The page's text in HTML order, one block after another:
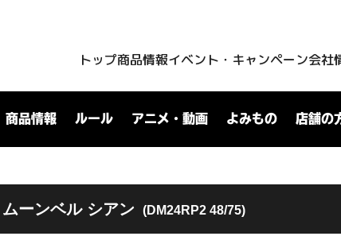
トップ商品情報イベント・キャンペーン会社
商品情報 ルール アニメ・動画 よみもの 店舗の
ムーンベル シアン (DM24RP2 48/75)